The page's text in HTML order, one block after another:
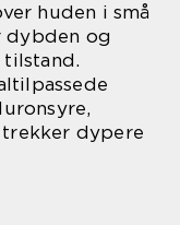
huden i små
dybden og
dypere